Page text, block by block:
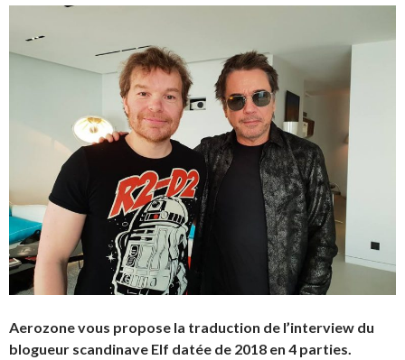
Aerozone vous propose la traduction de l’interview du
blogueur scandinave Elf datée de 2018 en 4 parties.